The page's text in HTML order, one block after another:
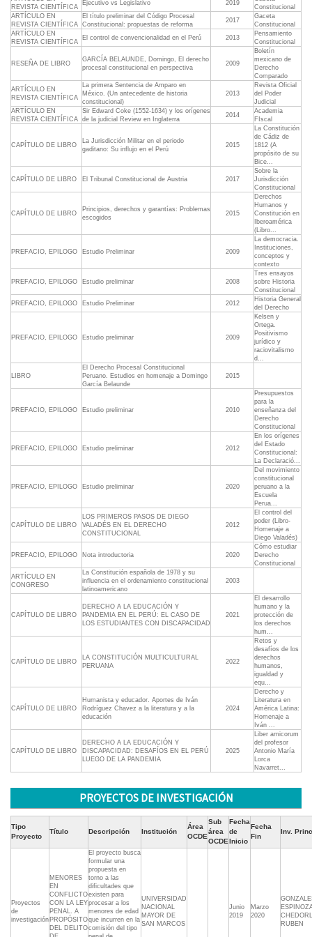
REVISTA CIENTÍFICA
Ejecutivo vs Legislativo 2019
Constitucional
ARTÍCULO EN
REVISTA CIENTÍFICA
El título preliminar del Código Procesal
Constitucional: propuestas de reforma
2017
Gaceta
Constitucional
ARTÍCULO EN
REVISTA CIENTÍFICA
El control de convencionalidad en el Perú 2013
Pensamiento
Constitucional
RESEÑA DE LIBRO
GARCÍA BELAUNDE, Domingo, El derecho
procesal constitucional en perspectiva
2009
Boletín
mexicano de
Derecho
Comparado
ARTÍCULO EN
REVISTA CIENTÍFICA
La primera Sentencia de Amparo en
México. (Un antecedente de historia
constitucional)
2013
Revista Oficial
del Poder
Judicial
ARTÍCULO EN
REVISTA CIENTÍFICA
Sir Edward Coke (1552-1634) y los orígenes
de la judicial Review en Inglaterra
2014
Academia
FIscal
CAPÍTULO DE LIBRO
La Jurisdicción Militar en el periodo
gaditano: Su influjo en el Perú
2015
La Constitución
de Cádiz de
1812 (A
propósito de su
Bice...
CAPÍTULO DE LIBRO El Tribunal Constitucional de Austria 2017
Sobre la
Jurisdicción
Constitucional
CAPÍTULO DE LIBRO
Principios, derechos y garantías: Problemas
escogidos
2015
Derechos
Humanos y
Constitución en
Iberoamérica
(Libro...
PREFACIO, EPILOGO Estudio Preliminar 2009
La democracia.
Instituciones,
conceptos y
contexto
PREFACIO, EPILOGO Estudio preliminar 2008
Tres ensayos
sobre Historia
Constitucional
PREFACIO, EPILOGO
Estudio Preliminar 2012
Historia General
del Derecho
PREFACIO, EPILOGO Estudio preliminar 2009
Kelsen y
Ortega.
Positivismo
jurídico y
raciovitalismo
d...
LIBRO
El Derecho Procesal Constitucional
Peruano. Estudios en homenaje a Domingo
García Belaunde
2015
PREFACIO, EPILOGO Estudio preliminar 2010
Presupuestos
para la
enseñanza del
Derecho
Constitucional
PREFACIO, EPILOGO Estudio preliminar 2012
En los orígenes
del Estado
Constitucional:
La Declaració...
PREFACIO, EPILOGO Estudio preliminar 2020
Del movimiento
constitucional
peruano a la
Escuela
Perua...
CAPÍTULO DE LIBRO
LOS PRIMEROS PASOS DE DIEGO
VALADÉS EN EL DERECHO
CONSTITUCIONAL
2012
El control del
poder (Libro-
Homenaje a
Diego Valadés)
PREFACIO, EPILOGO Nota introductoria 2020
Cómo estudiar
Derecho
Constitucional
ARTÍCULO EN
CONGRESO
La Constitución española de 1978 y su
influencia en el ordenamiento constitucional
latinoamericano
2003
CAPÍTULO DE LIBRO
DERECHO A LA EDUCACIÓN Y
PANDEMIA EN EL PERÚ: EL CASO DE
LOS ESTUDIANTES CON DISCAPACIDAD
2021
El desarrollo
humano y la
protección de
los derechos
hum...
CAPÍTULO DE LIBRO
LA CONSTITUCIÓN MULTICULTURAL
PERUANA
2022
Retos y
desafíos de los
derechos
humanos,
igualdad y
equ...
CAPÍTULO DE LIBRO
Humanista y educador. Aportes de Iván
Rodríguez Chavez a la literatura y a la
educación
2024
Derecho y
Literatura en
América Latina:
Homenaje a
Iván ...
CAPÍTULO DE LIBRO
DERECHO A LA EDUCACIÓN Y
DISCAPACIDAD: DESAFÍOS EN EL PERÚ
LUEGO DE LA PANDEMIA
2025
Liber amicorum
del profesor
Antonio María
Lorca
Navarret...
PROYECTOS DE INVESTIGACIÓN
Tipo
Proyecto
Título Descripción Institución
Área
OCDE
Sub
área
OCDE
Fecha
de
Inicio
Fecha
Fin
Inv.
Proyectos
de
investigación
MENORES
EN
CONFLICTO
CON LA LEY
PENAL. A
PROPÓSITO
DEL DELITO
El proyecto busca
formular una
propuesta en
torno a las
dificultades que
existen para
procesar a los
menores de edad
que incurren en la
comisión del tipo
UNIVERSIDAD
NACIONAL
MAYOR DE
SAN MARCOS
Junio
2019
Marzo
2020
RUBEN